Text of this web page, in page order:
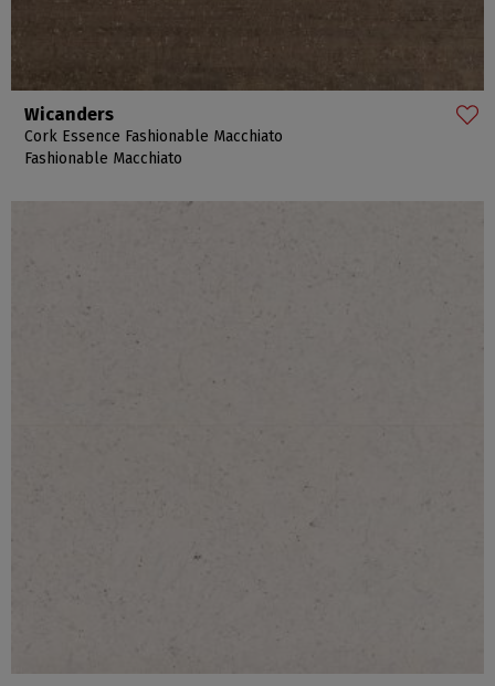
Wicanders
Cork Essence Fashionable Macchiato
Fashionable Macchiato